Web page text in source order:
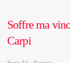
Soffre ma
Carpi